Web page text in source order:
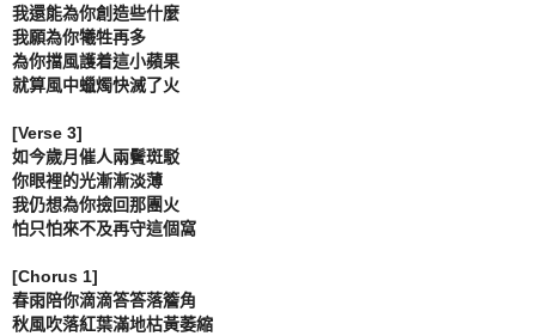
我還能為你創造些什麼
我願為你犧牲再多
為你擋風護着這小蘋果
就算風中蠟燭快滅了火
[Verse 3]
如今歲月催人兩鬢斑駁
你眼裡的光漸漸淡薄
我仍想為你撿回那團火
怕只怕來不及再守這個窩
[Chorus 1]
春雨陪你滴滴答答落簷角
秋風吹落紅葉滿地枯黃萎縮